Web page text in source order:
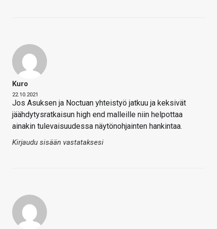
Kuro
22.10.2021
Jos Asuksen ja Noctuan yhteistyö jatkuu ja keksivät
jäähdytysratkaisun high end malleille niin helpottaa
ainakin tulevaisuudessa näytönohjainten hankintaa.
Kirjaudu sisään vastataksesi